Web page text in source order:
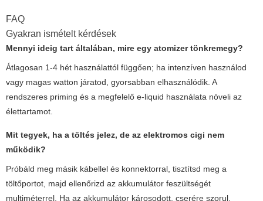
FAQ
Gyakran ismételt kérdések
Mennyi ideig tart általában, mire egy atomizer tönkremegy?
Átlagosan 1-4 hét használattól függően; ha intenzíven használod
vagy magas watton járatod, gyorsabban elhasználódik. A
rendszeres priming és a megfelelő e-liquid használata növeli az
élettartamot.
Mit tegyek, ha a töltés jelez, de az elektromos cigi nem
működik?
Próbáld meg másik kábellel és konnektorral, tisztítsd meg a
töltőportot, majd ellenőrizd az akkumulátor feszültségét
multiméterrel. Ha az akkumulátor károsodott, cserére szorul.